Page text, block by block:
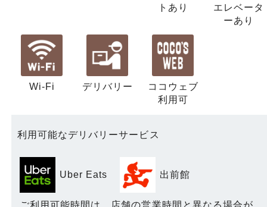
ト あり
エレベータ
ーあり
Wi-Fi デリバリー
ココウェブ
利用可
利用可能なデリバリーサービス
Uber Eats 出前館
ご利用可能時間は、店舗の営業時間と異なる場合が